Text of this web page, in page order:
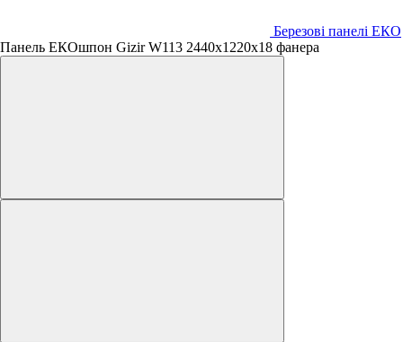
Березові панелі ЕКО
Панель ЕКОшпон Gizir W113 2440х1220х18 фанера